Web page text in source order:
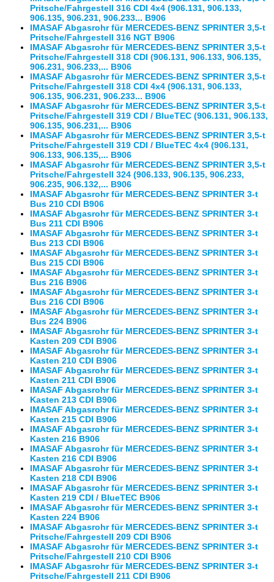
Pritsche/Fahrgestell 316 CDI 4x4 (906.131, 906.133,
906.135, 906.231, 906.233... B906
IMASAF Abgasrohr für MERCEDES-BENZ SPRINTER 3,5-t
Pritsche/Fahrgestell 316 NGT B906
IMASAF Abgasrohr für MERCEDES-BENZ SPRINTER 3,5-t
Pritsche/Fahrgestell 318 CDI (906.131, 906.133, 906.135,
906.231, 906.233,... B906
IMASAF Abgasrohr für MERCEDES-BENZ SPRINTER 3,5-t
Pritsche/Fahrgestell 318 CDI 4x4 (906.131, 906.133,
906.135, 906.231, 906.233... B906
IMASAF Abgasrohr für MERCEDES-BENZ SPRINTER 3,5-t
Pritsche/Fahrgestell 319 CDI / BlueTEC (906.131, 906.133,
906.135, 906.231,... B906
IMASAF Abgasrohr für MERCEDES-BENZ SPRINTER 3,5-t
Pritsche/Fahrgestell 319 CDI / BlueTEC 4x4 (906.131,
906.133, 906.135,... B906
IMASAF Abgasrohr für MERCEDES-BENZ SPRINTER 3,5-t
Pritsche/Fahrgestell 324 (906.133, 906.135, 906.233,
906.235, 906.132,... B906
IMASAF Abgasrohr für MERCEDES-BENZ SPRINTER 3-t
Bus 210 CDI B906
IMASAF Abgasrohr für MERCEDES-BENZ SPRINTER 3-t
Bus 211 CDI B906
IMASAF Abgasrohr für MERCEDES-BENZ SPRINTER 3-t
Bus 213 CDI B906
IMASAF Abgasrohr für MERCEDES-BENZ SPRINTER 3-t
Bus 215 CDI B906
IMASAF Abgasrohr für MERCEDES-BENZ SPRINTER 3-t
Bus 216 B906
IMASAF Abgasrohr für MERCEDES-BENZ SPRINTER 3-t
Bus 216 CDI B906
IMASAF Abgasrohr für MERCEDES-BENZ SPRINTER 3-t
Bus 224 B906
IMASAF Abgasrohr für MERCEDES-BENZ SPRINTER 3-t
Kasten 209 CDI B906
IMASAF Abgasrohr für MERCEDES-BENZ SPRINTER 3-t
Kasten 210 CDI B906
IMASAF Abgasrohr für MERCEDES-BENZ SPRINTER 3-t
Kasten 211 CDI B906
IMASAF Abgasrohr für MERCEDES-BENZ SPRINTER 3-t
Kasten 213 CDI B906
IMASAF Abgasrohr für MERCEDES-BENZ SPRINTER 3-t
Kasten 215 CDI B906
IMASAF Abgasrohr für MERCEDES-BENZ SPRINTER 3-t
Kasten 216 B906
IMASAF Abgasrohr für MERCEDES-BENZ SPRINTER 3-t
Kasten 216 CDI B906
IMASAF Abgasrohr für MERCEDES-BENZ SPRINTER 3-t
Kasten 218 CDI B906
IMASAF Abgasrohr für MERCEDES-BENZ SPRINTER 3-t
Kasten 219 CDI / BlueTEC B906
IMASAF Abgasrohr für MERCEDES-BENZ SPRINTER 3-t
Kasten 224 B906
IMASAF Abgasrohr für MERCEDES-BENZ SPRINTER 3-t
Pritsche/Fahrgestell 209 CDI B906
IMASAF Abgasrohr für MERCEDES-BENZ SPRINTER 3-t
Pritsche/Fahrgestell 210 CDI B906
IMASAF Abgasrohr für MERCEDES-BENZ SPRINTER 3-t
Pritsche/Fahrgestell 211 CDI B906